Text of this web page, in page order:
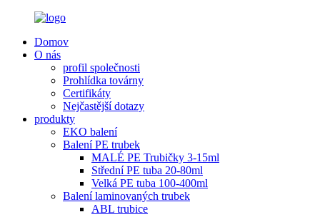
Domov
O nás
profil společnosti
Prohlídka továrny
Certifikáty
Nejčastější dotazy
produkty
EKO balení
Balení PE trubek
MALÉ PE Trubičky 3-15ml
Střední PE tuba 20-80ml
Velká PE tuba 100-400ml
Balení laminovaných trubek
ABL trubice